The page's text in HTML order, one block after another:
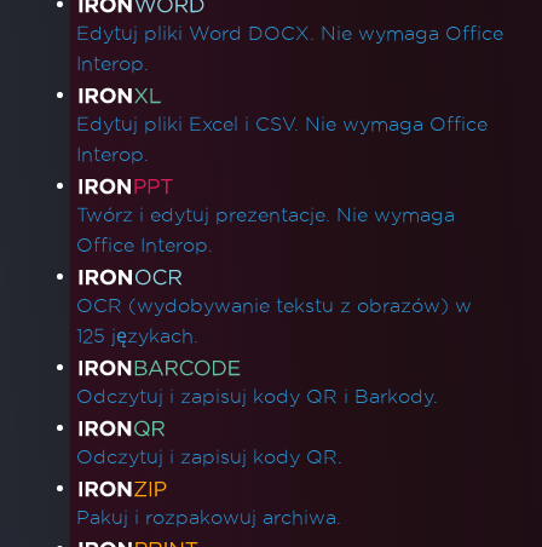
Edytuj pliki Word DOCX. Nie wymaga Office
Interop.
Edytuj pliki Excel i CSV. Nie wymaga Office
Interop.
Twórz i edytuj prezentacje. Nie wymaga
Office Interop.
OCR (wydobywanie tekstu z obrazów) w
125 językach.
Odczytuj i zapisuj kody QR i Barkody.
Odczytuj i zapisuj kody QR.
Pakuj i rozpakowuj archiwa.